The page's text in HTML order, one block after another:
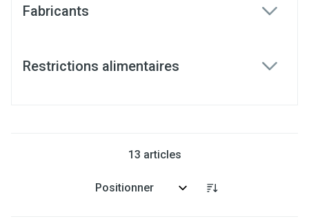
Fabricants
Restrictions alimentaires
13 articles
Trier par: